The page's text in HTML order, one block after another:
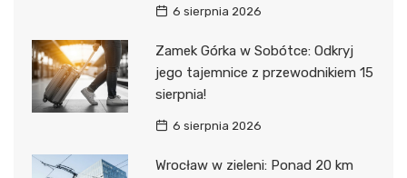
6 sierpnia 2026
Zamek Górka w Sobótce: Odkryj
jego tajemnice z przewodnikiem 15
sierpnia!
6 sierpnia 2026
Wrocław w zieleni: Ponad 20 km